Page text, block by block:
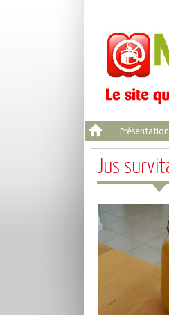
Présentation
Jus